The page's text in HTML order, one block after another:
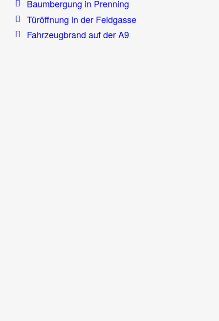
Baumbergung in Prenning
Türöffnung in der Feldgasse
Fahrzeugbrand auf der A9